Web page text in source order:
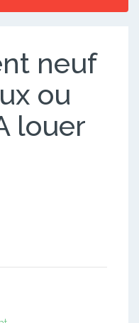
neuf
ou
louer